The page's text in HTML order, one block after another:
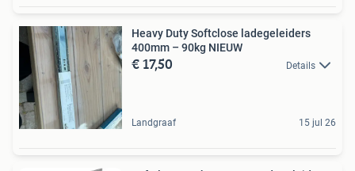
Heavy Duty Softclose ladegeleiders
400mm – 90kg NIEUW
€ 17,50 Details
Landgraaf 15 jul 26